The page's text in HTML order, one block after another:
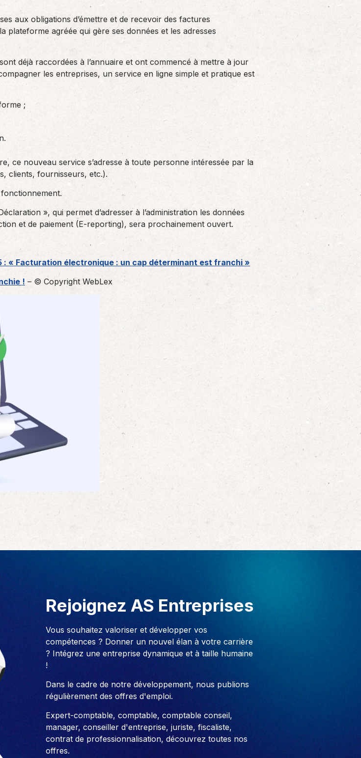
aux obligations d’émettre et de recevoir des factures
plateforme agréée qui gère ses données et les adresses
déjà raccordées à l’annuaire et ont commencé à mettre à jour
les entreprises, un service en ligne simple et pratique est
;
ce nouveau service s’adresse à toute personne intéressée par la
clients, fournisseurs, etc.).
», qui permet d’adresser à l’administration les données
et de paiement (E-reporting), sera prochainement ouvert.
« Facturation électronique : un cap déterminant est franchi »
! – © Copyright WebLex
Rejoignez AS Entreprises
Vous souhaitez valoriser et développer vos
compétences ? Donner un nouvel élan à votre carrière
? Intégrez une entreprise dynamique et à taille humaine
!
Dans le cadre de notre développement, nous publions
régulièrement des offres d'emploi.
Expert-comptable, comptable, comptable conseil,
manager, conseiller d'entreprise, juriste, fiscaliste,
contrat de professionnalisation, découvrez toutes nos
offres.